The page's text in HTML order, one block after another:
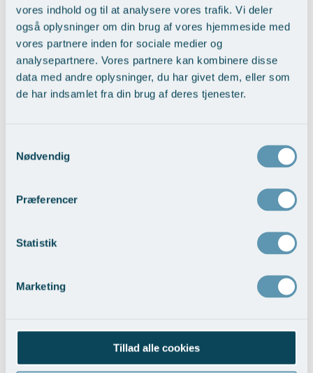
vores indhold og til at analysere vores trafik. Vi deler
også oplysninger om din brug af vores hjemmeside med
vores partnere inden for sociale medier og
analysepartnere. Vores partnere kan kombinere disse
data med andre oplysninger, du har givet dem, eller som
de har indsamlet fra din brug af deres tjenester.
Nødvendig
Præferencer
Statistik
Marketing
Tillad alle cookies
Brystrekonstruktion med protese
Vis behandlingseksempler>
Rekonstruktion med protese og lapplastik